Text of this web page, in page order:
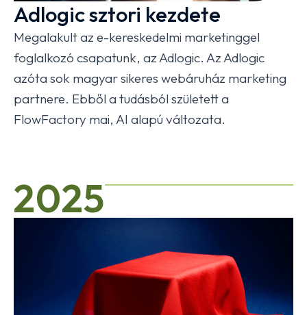
Adlogic sztori kezdete
Megalakult az e-kereskedelmi marketinggel
foglalkozó csapatunk, az Adlogic. Az Adlogic
azóta sok magyar sikeres webáruház marketing
partnere. Ebből a tudásból született a
FlowFactory mai, AI alapú változata.
2025